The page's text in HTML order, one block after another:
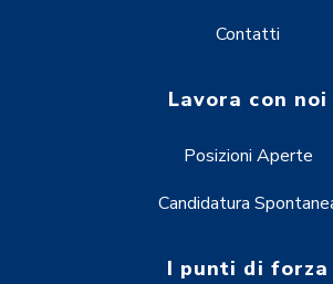
Contatti
Lavora con noi
Posizioni Aperte
Candidatura
I punti di forza